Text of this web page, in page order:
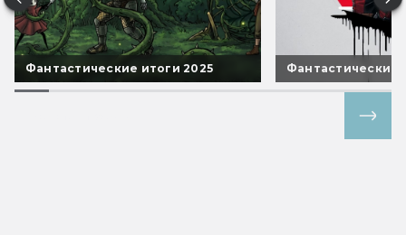
Фантастические итоги 2025 Фантастические